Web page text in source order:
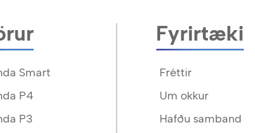
Smart
P4
P3
Fyrirtæki
Fréttir
Um okkur
Hafðu samband